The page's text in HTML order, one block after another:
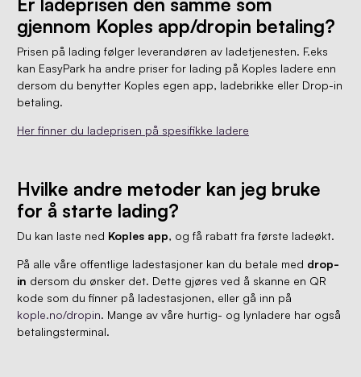
gjennom Koples app/dropin betaling?
Prisen på lading følger leverandøren av ladetjenesten. F.eks
kan EasyPark ha andre priser for lading på Koples ladere enn
dersom du benytter Koples egen app, ladebrikke eller Drop-in
betaling.
Her finner du ladeprisen på spesifikke ladere
Hvilke andre metoder kan jeg bruke
for å starte lading?
Du kan laste ned Koples app, og få rabatt fra første ladeøkt.
På alle våre offentlige ladestasjoner kan du betale med drop-
in dersom du ønsker det. Dette gjøres ved å skanne en QR
kode som du finner på ladestasjonen, eller gå inn på
kople.no/dropin. Mange av våre hurtig- og lynladere har også
betalingsterminal.